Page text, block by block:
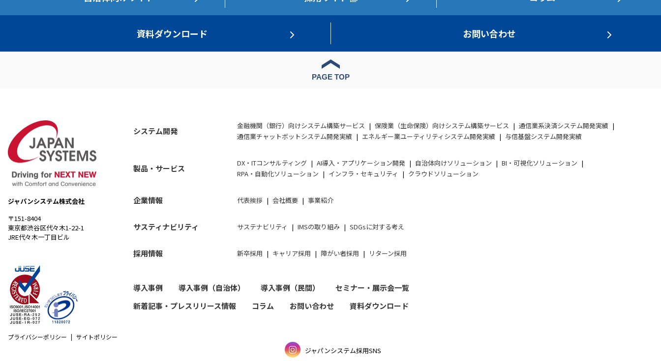
資料ダウンロード お問い合わせ
PAGE TOP
ジャパンシステム株式会社
〒151-8404
東京都渋谷区代々木1-22-1
JRE代々木一丁目ビル
プライバシーポリシー サイトポリシー
システム開発
金融機関（銀行）向けシステム構築サービス 保険業（生命保険）向けシステム構築サービス
通信業系決済システム開発実績
通信業チャットボットシステム開発実績
エネルギー業ユーティリティシステム開発実績 与信基盤システム開発実績
製品・サービス
DX・ITコンサルティング AI導入・アプリケーション開発 自治体向けソリューション
BI・可視化ソリューション
RPA・自動化ソリューション
インフラ・セキュリティ クラウドソリューション
企業情報 代表挨拶 会社概要 事業紹介
サスティナビリティ サステナビリティ IMSの取り組み SDGsに対する考え
採用情報 新卒採用 キャリア採用 障がい者採用 リターン採用
導入事例 導入事例（自治体） 導入事例（民間）
セミナー・展示会一覧
新着記事・プレスリリース情報
コラム お問い合わせ 資料ダウンロード
ジャパンシステム採用SNS